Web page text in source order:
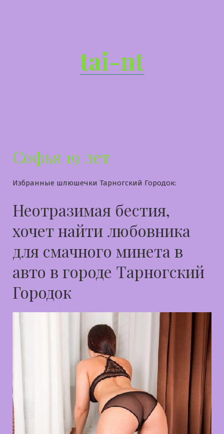
tai-nt
Софья 19 лет
Избранные шлюшечки Тарногский Городок:
Неотразимая бестия,
хочет найти любовника
для смачного минета в
авто в городе Тарногский
Городок